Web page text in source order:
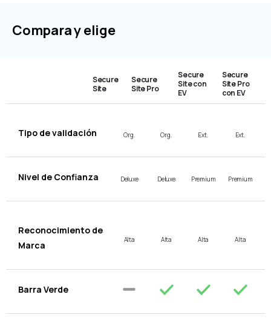
Compara y elige
Secure
Site
Secure
Site Pro
Secure
Site con
EV
Secure
Site Pro
con EV
Tipo de validación Org. Org. Ext. Ext.
Nivel de Confianza Deluxe Deluxe Premium Premium
Reconocimiento de
Marca
Alta Alta Alta Alta
Barra Verde